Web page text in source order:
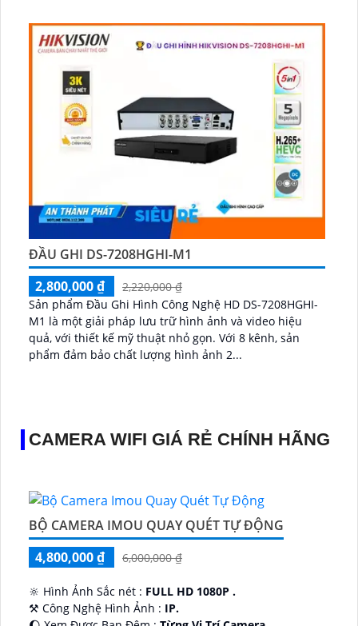
ĐẦU GHI DS-7208HGHI-M1
2,800,000 ₫
2,220,000 ₫
Sản phẩm Đầu Ghi Hình Công Nghệ HD DS-7208HGHI-
M1 là một giải pháp lưu trữ hình ảnh và video hiệu
quả, với thiết kế mỹ thuật nhỏ gọn. Với 8 kênh, sản
phẩm đảm bảo chất lượng hình ảnh 2...
CAMERA WIFI GIÁ RẺ CHÍNH HÃNG
BỘ CAMERA IMOU QUAY QUÉT TỰ ĐỘNG
4,800,000 ₫
6,000,000 ₫
🔆 Hình Ảnh Sắc nét : FULL HD 1080P .
⚒ Công Nghệ Hình Ảnh : IP.